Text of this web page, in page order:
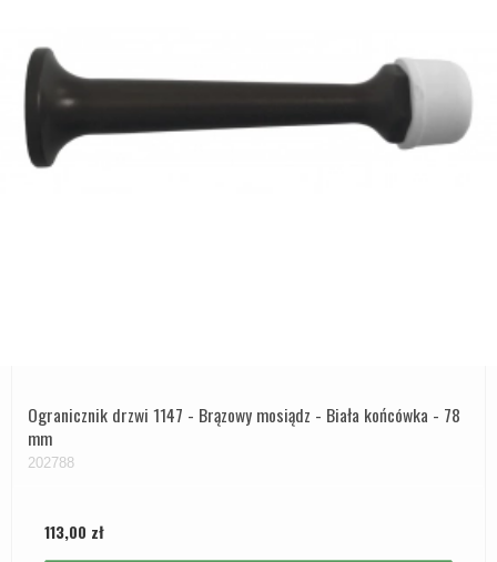
Ogranicznik drzwi 1147 - Brązowy mosiądz - Biała końcówka - 78
mm
202788
113,00 zł